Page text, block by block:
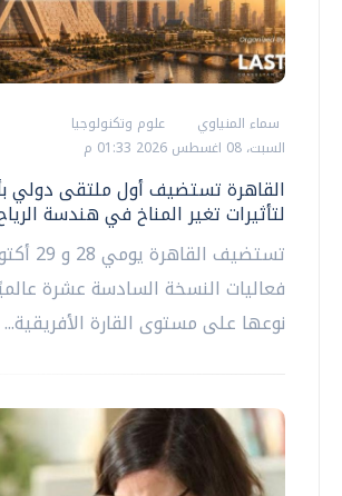
سماء المنياوي
علوم وتكنولوجيا
السبت، 08 اغسطس 2026 01:33 م
القاهرة تستضيف أول ملتقى دولي
لتأثيرات تغير المناخ في هندسة
تستضيف
فعاليات النسخة السادسة عشرة
نوعها على مستوى القارة الأفريقية...